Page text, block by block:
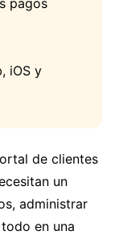
iOS y
de clientes
un
administrar
en una